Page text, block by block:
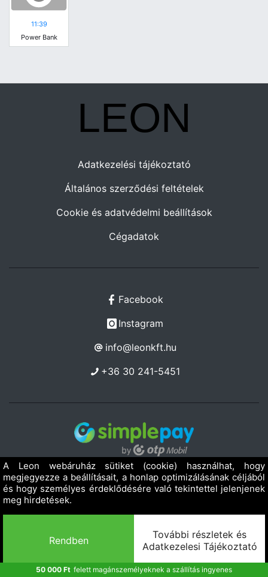
11:39
Power Bank
Adatkezelési tájékoztató
Általános szerződési feltételek
Cookie és adatvédelmi beállítások
Cégadatok
Facebook
Instagram
info@leonkft.hu
+36 30 241-5451
Copyright 2019 - 2026. LEON Kereskedelmi Szolgáltató Kft.
Powered by Adamante
50 000 Ft felett magánszemélyeknek a szállítás ingyenes